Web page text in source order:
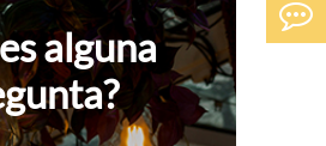
alguna